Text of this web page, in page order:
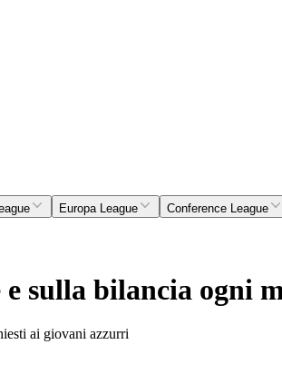
Europa League Conference League
sulla bilancia ogni
ai giovani azzurri